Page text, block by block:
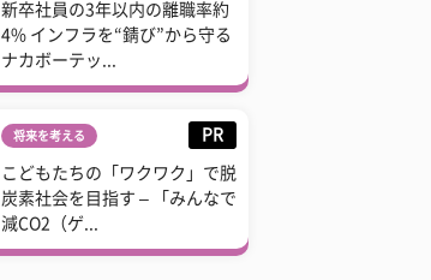
新卒社員の3年以内の離職率約
4% インフラを“錆び”から守る
ナカボーテッ...
将来を考える PR
こどもたちの「ワクワク」で脱
炭素社会を目指す – 「みんなで
減CO2（ゲ...